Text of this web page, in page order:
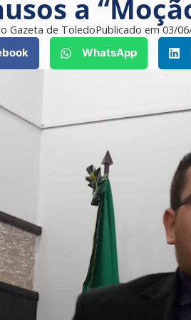
a
Gazeta de ToledoPublicado em03/
WhatsApp